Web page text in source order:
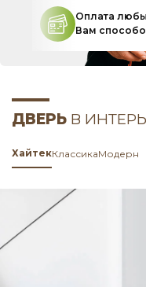
Оплата
Вам
ДВЕРЬ В
ХайтекКлассикаМодерн